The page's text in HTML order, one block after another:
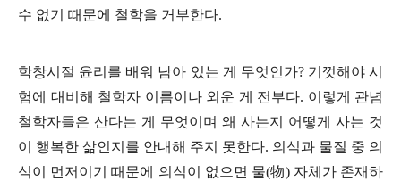
수 없기 때문에 철학을 거부한다.
학창시절 윤리를 배워 남아 있는 게 무엇인가? 기껏해야 시
험에 대비해 철학자 이름이나 외운 게 전부다. 이렇게 관념
철학자들은 산다는 게 무엇이며 왜 사는지 어떻게 사는 것
이 행복한 삶인지를 안내해 주지 못한다. 의식과 물질 중 의
식이 먼저이기 때문에 의식이 없으면 물(物) 자체가 존재하